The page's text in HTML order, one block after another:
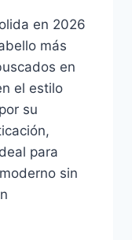
en 2026
más
en
el estilo
su
para
sin